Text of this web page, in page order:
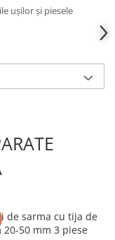
ușilor și piesele
de sarma cu tija de
20-50 mm 3 piese